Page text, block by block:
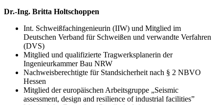
Dr.-Ing. Britta Holtschoppen
Int. Schweißfachingenieurin (IIW) und Mitglied im
Deutschen Verband für Schweißen und verwandte Verfahren
(DVS)
Mitglied und qualifizierte Tragwerksplanerin der
Ingenieurkammer Bau NRW
Nachweisberechtigte für Standsicherheit nach § 2 NBVO
Hessen
Mitglied der europäischen Arbeitsgruppe „Seismic
assessment, design and resilience of industrial facilities”